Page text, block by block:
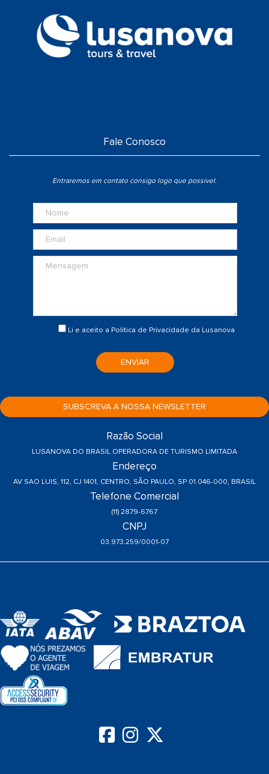
Fale Conosco
Entraremos em contato consigo logo que possível.
Li e aceito a Política de Privacidade da Lusanova
ENVIAR
SUBSCREVA A NOSSA NEWSLETTER
Razão Social
LUSANOVA DO BRASIL OPERADORA DE TURISMO LIMITADA
Endereço
AV SAO LUIS, 112, CJ 1401, CENTRO, SÃO PAULO, SP 01.046-000, BRASIL
Telefone Comercial
(11) 2879-6767
CNPJ
03.973.259/0001-07